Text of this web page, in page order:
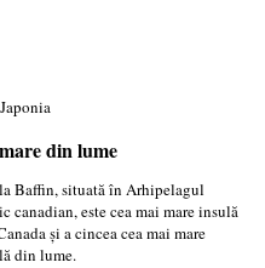
din lume
Baffin, situată în Arhipelagul
canadian, este cea mai mare insulă
și a cincea cea mai mare
din lume.